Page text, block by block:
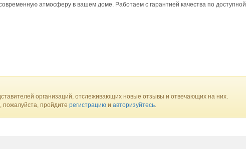
атмосферу в вашем доме. Работаем с гарантией качества по доступной
организаций, отслеживающих новые отзывы и отвечающих на них.
пожалуйста, пройдите регистрацию и авторизуйтесь.